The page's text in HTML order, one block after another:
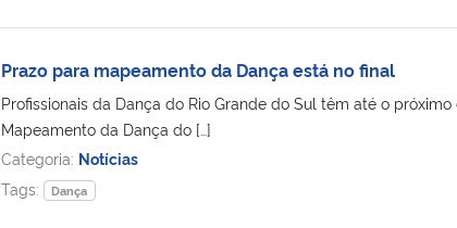
Prazo para mapeamento da Dança está no final
Profissionais da Dança do Rio Grande do Sul têm até o
Mapeamento da Dança do […]
Categoria: Notícias
Tags:
Dança